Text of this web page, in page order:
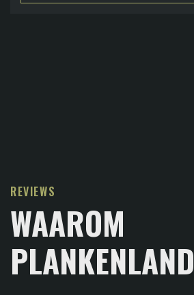
REVIEWS
WAAROM
PLANKENLAND